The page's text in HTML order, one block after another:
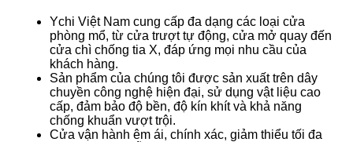
Ychi Việt Nam cung cấp đa dạng các loại cửa
phòng mổ, từ cửa trượt tự động, cửa mở quay đến
cửa chì chống tia X, đáp ứng mọi nhu cầu của
khách hàng.
Sản phẩm của chúng tôi được sản xuất trên dây
chuyền công nghệ hiện đại, sử dụng vật liệu cao
cấp, đảm bảo độ bền, độ kín khít và khả năng
chống khuẩn vượt trội.
Cửa vận hành êm ái, chính xác, giảm thiểu tối đa